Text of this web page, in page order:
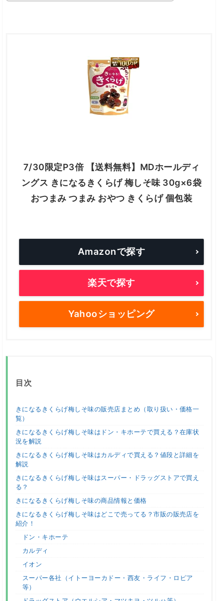
7/30限定P3倍 【送料無料】MDホールディ
ングス きになるきくらげ 梅しそ味 30g×6袋
おつまみ つまみ おやつ きくらげ 個包装
Amazonで探す
楽天で探す
Yahooショッピング
目次
きになるきくらげ梅しそ味の販売店まとめ（取り扱い・価格一
覧）
きになるきくらげ梅しそ味はドン・キホーテで買える？在庫状
況を解説
きになるきくらげ梅しそ味はカルディで買える？値段と詳細を
解説
きになるきくらげ梅しそ味はスーパー・ドラッグストアで買え
る？
きになるきくらげ梅しそ味の商品情報と価格
きになるきくらげ梅しそ味はどこで売ってる？市販の販売店を
紹介！
ドン・キホーテ
カルディ
イオン
スーパー各社（イトーヨーカドー・西友・ライフ・ロピア
等）